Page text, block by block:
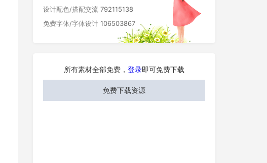
设计配色/搭配交流 792115138
免费字体/字体设计 106503867
所有素材全部免费， 登录即可免费下载
免费下载资源